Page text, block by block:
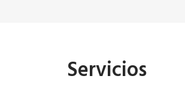
Servicios